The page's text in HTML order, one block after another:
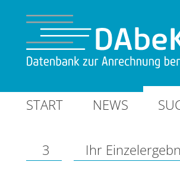
START NEWS
3 Ihr